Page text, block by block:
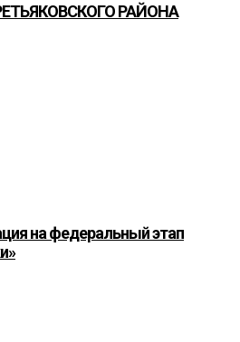
РАЙОНА
на федеральный этап